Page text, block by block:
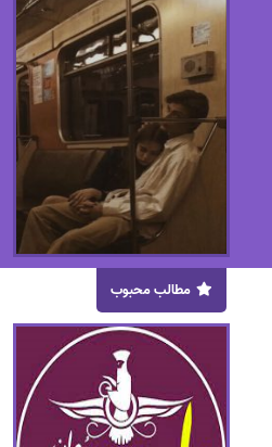
مطالب محبوب